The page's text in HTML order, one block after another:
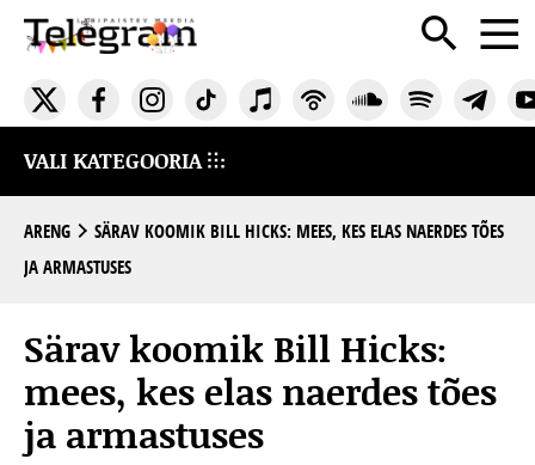
VALI KATEGOORIA
ARENG
SÄRAV KOOMIK BILL HICKS: MEES, KES ELAS NAERDES TÕES
JA ARMASTUSES
Särav koomik Bill Hicks:
mees, kes elas naerdes tões
ja armastuses